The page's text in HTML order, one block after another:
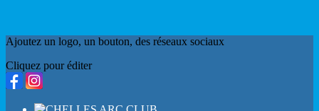
Ajoutez un logo, un bouton, des réseaux sociaux
Cliquez pour éditer